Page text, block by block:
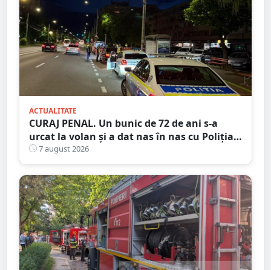
ACTUALITATE
CURAJ PENAL. Un bunic de 72 de ani s-a
urcat la volan și a dat nas în nas cu Poliția
Satu Mare
7 august 2026